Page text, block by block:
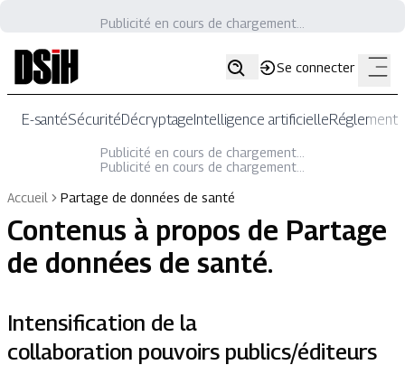
Publicité en cours de chargement...
Se connecter
E-santéSécuritéDécryptageIntelligence artificielle
Publicité en cours de chargement...
Publicité en cours de chargement...
Accueil
Partage de données de santé
Contenus à propos de Partage
de données de santé.
Intensification de la
collaboration pouvoirs publics/éditeurs